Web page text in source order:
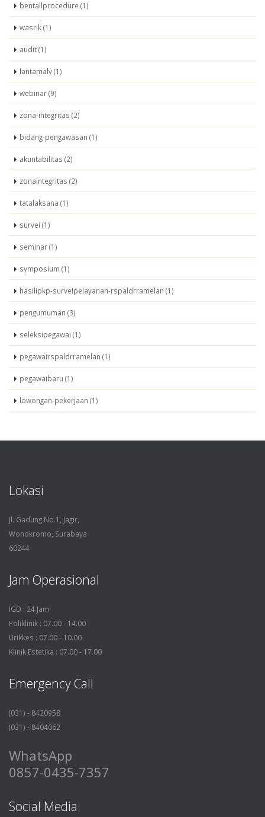
bentallprocedure (1)
wasrik (1)
audit (1)
lantamalv (1)
webinar (9)
zona-integritas (2)
bidang-pengawasan (1)
akuntabilitas (2)
zonaintegritas (2)
tatalaksana (1)
survei (1)
seminar (1)
symposium (1)
hasilipkp-surveipelayanan-rspaldrramelan (1)
pengumuman (3)
seleksipegawai (1)
pegawairspaldrramelan (1)
pegawaibaru (1)
lowongan-pekerjaan (1)
Lokasi
Jl. Gadung No.1, Jagir,
Wonokromo, Surabaya
60244
Jam Operasional
IGD : 24 Jam
Poliklinik : 07.00 - 14.00
Urikkes : 07.00 - 10.00
Klinik Estetika : 07.00 - 17.00
Emergency Call
(031) - 8420958
(031) - 8404062
WhatsApp
0857-0435-7357
Social Media